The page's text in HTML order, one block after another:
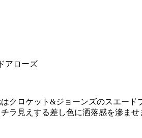
クロケット&ジョーンズのスエー
ラ見えする差し色に洒落感を滲ませ